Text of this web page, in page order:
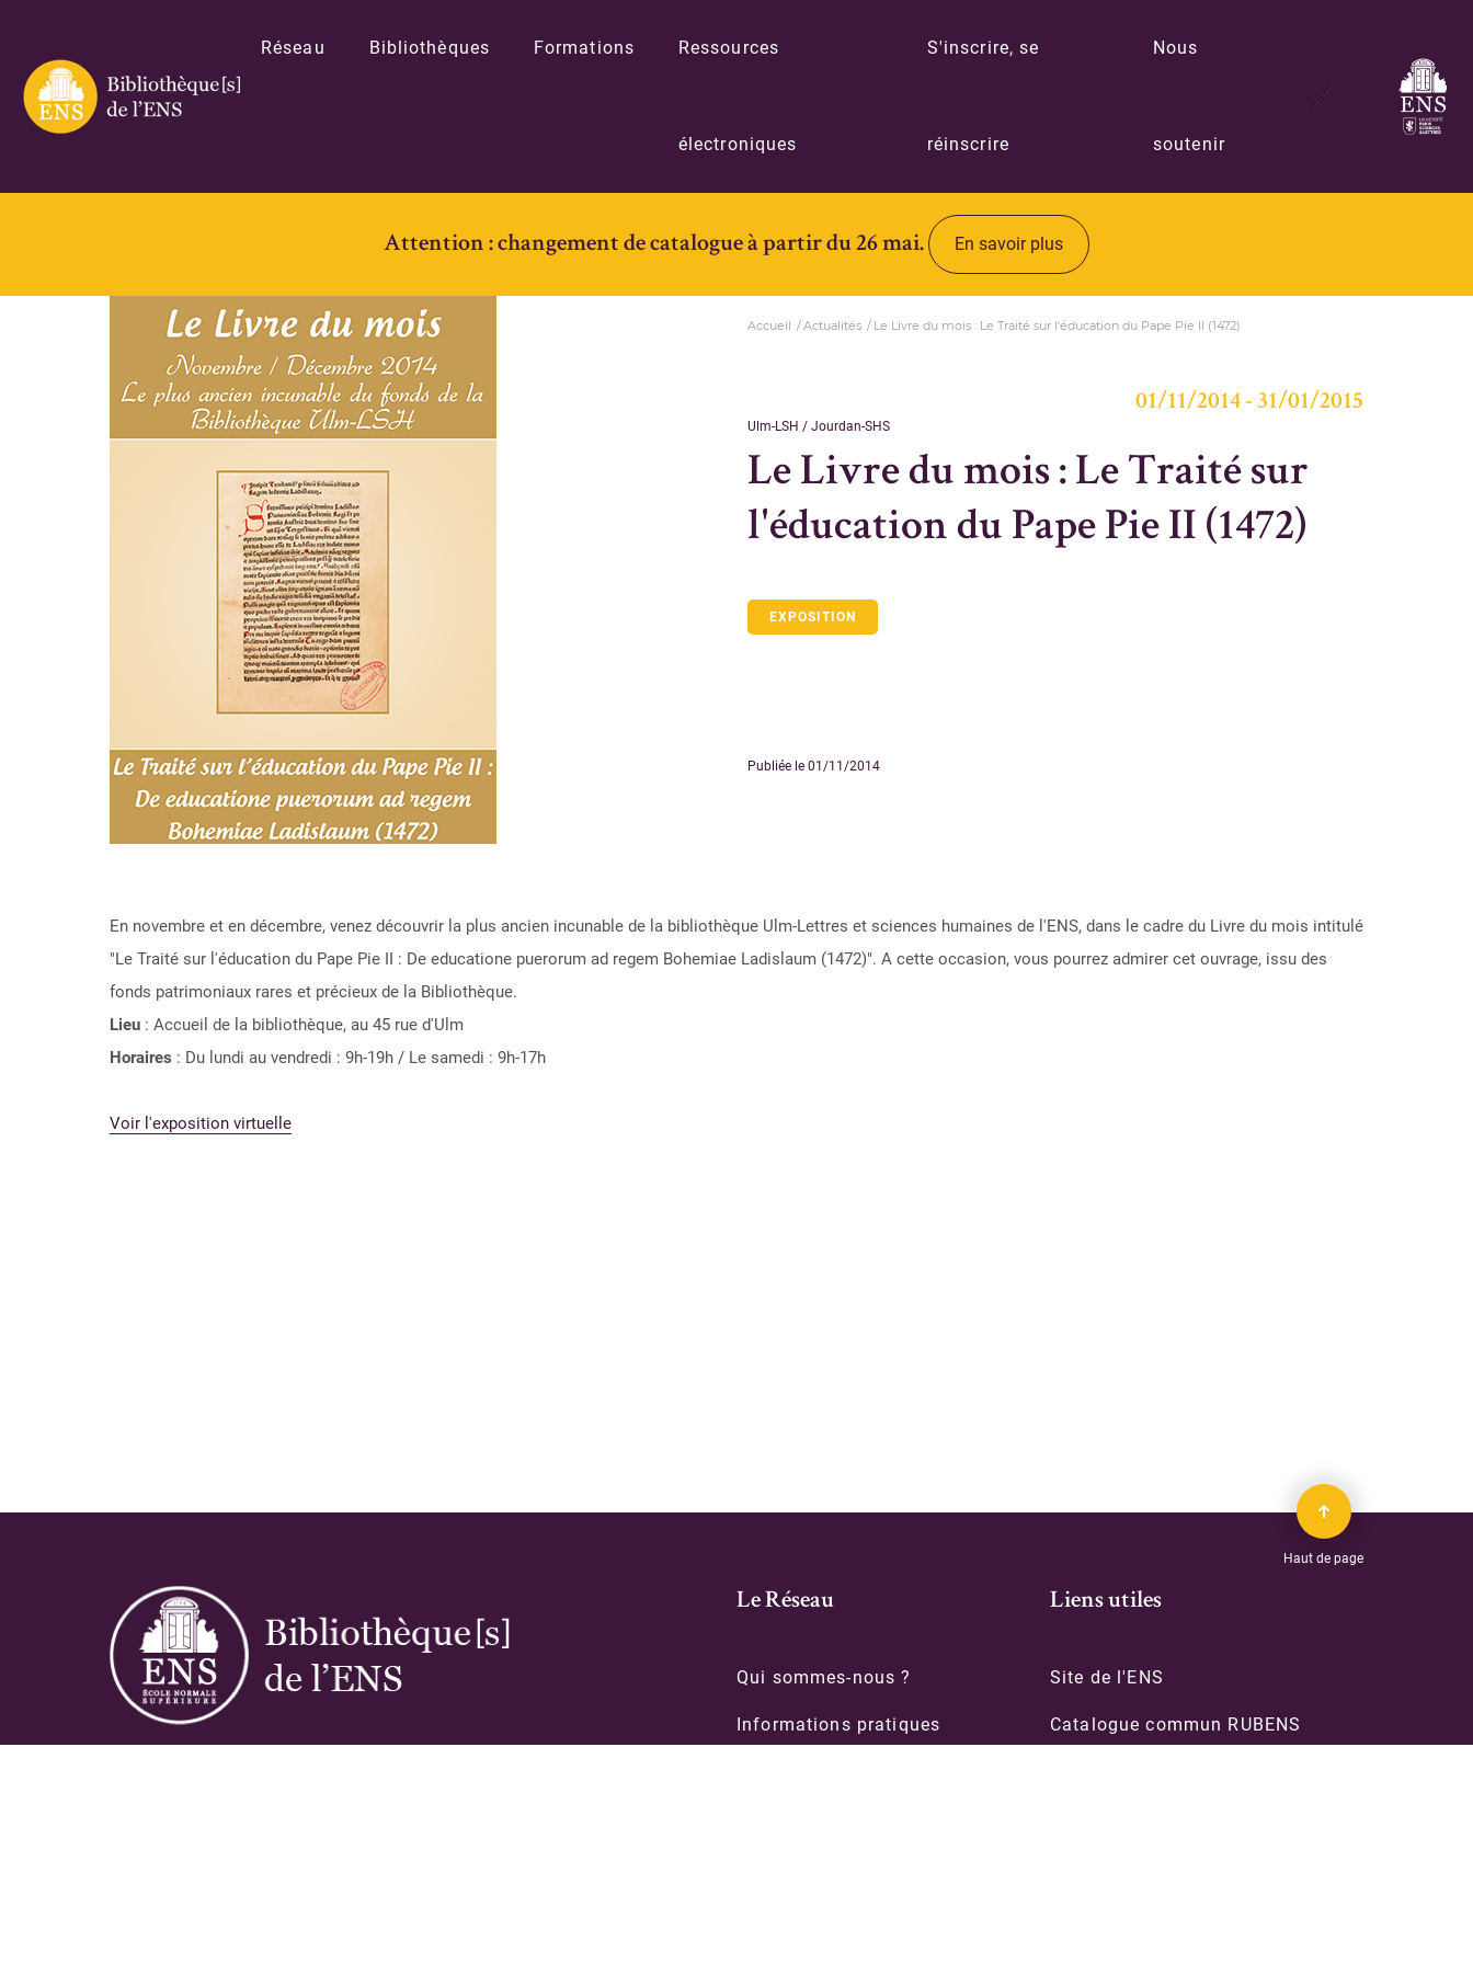
Réseau Bibliothèques Formations Ressources
électroniques
S'inscrire, se
réinscrire
Nous
soutenir
Attention : changement de catalogue à partir du 26 mai. En savoir plus
Accueil Actualités Le Livre du mois : Le Traité sur l'éducation du Pape Pie II (1472)
01/11/2014 - 31/01/2015
Ulm-LSH / Jourdan-SHS
Le Livre du mois : Le Traité sur
l'éducation du Pape Pie II (1472)
EXPOSITION
Publiée le 01/11/2014
En novembre et en décembre, venez découvrir la plus ancien incunable de la bibliothèque Ulm-Lettres et sciences humaines de l'ENS, dans le cadre du Livre du mois intitulé
"Le Traité sur l'éducation du Pape Pie II : De educatione puerorum ad regem Bohemiae Ladislaum (1472)". A cette occasion, vous pourrez admirer cet ouvrage, issu des
fonds patrimoniaux rares et précieux de la Bibliothèque.
Lieu : Accueil de la bibliothèque, au 45 rue d'Ulm
Horaires : Du lundi au vendredi : 9h-19h / Le samedi : 9h-17h
Voir l'exposition virtuelle
Haut de page
Le Réseau
Qui sommes-nous ?
Informations pratiques
Liens utiles
Site de l'ENS
Catalogue commun RUBENS